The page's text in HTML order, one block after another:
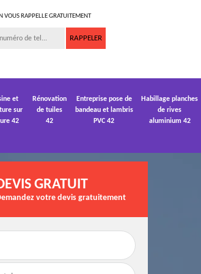
VOUS RAPPELLE GRATUITEMENT
et
sur
42
Rénovation
de tuiles
42
Entreprise pose de
bandeau et lambris
PVC 42
Habillage planches
de rives
aluminium 42
Devis réparation de
toiture 42
GRATUIT
votre devis gratuitement